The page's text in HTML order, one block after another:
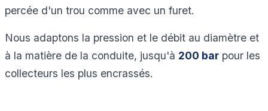
percée d'un trou comme avec un furet.
Nous adaptons la pression et le débit au diamètre et
à la matière de la conduite, jusqu'à 200 bar pour les
collecteurs les plus encrassés.